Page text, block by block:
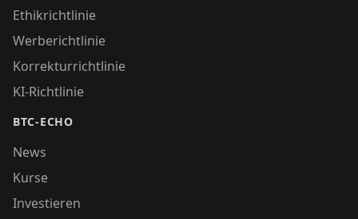
Ethikrichtlinie
Werberichtlinie
Korrekturrichtlinie
KI-Richtlinie
BTC-ECHO
News
Kurse
Investieren